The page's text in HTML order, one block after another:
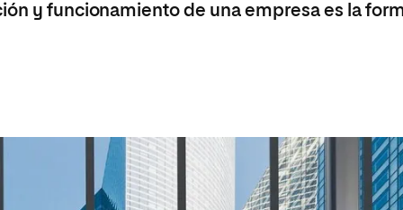
y funcionamiento de una empresa es la